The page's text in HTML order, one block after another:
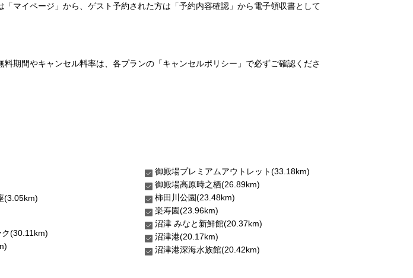
マイページ」から、ゲスト予約された方は「予約内容確認」から電子領収書として
期間やキャンセル料率は、各プランの「キャンセルポリシー」で必ずご確認くださ
(3.05km)
(30.11km)
御殿場プレミアムアウトレット(33.18km)
御殿場高原時之栖(26.89km)
柿田川公園(23.48km)
楽寿園(23.96km)
沼津 みなと新鮮館(20.37km)
沼津港(20.17km)
沼津港深海水族館(20.42km)